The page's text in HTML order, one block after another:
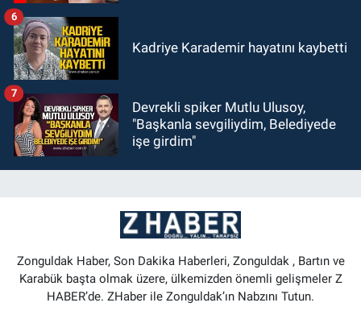
Kadriye Karademir hayatını kaybetti
6
Devrekli spiker Mutlu Ulusoy,
"Başkanla sevgiliydim, Belediyede
işe girdim"
7
Zonguldak Haber, Son Dakika Haberleri, Zonguldak , Bartın ve
Karabük başta olmak üzere, ülkemizden önemli gelişmeler Z
HABER’de. ZHaber ile Zonguldak’ın Nabzını Tutun.